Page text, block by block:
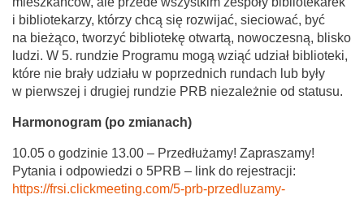
i bibliotekarzy, którzy chcą się rozwijać, sieciować, być
na bieżąco, tworzyć bibliotekę otwartą, nowoczesną, blisko
ludzi. W 5. rundzie Programu mogą wziąć udział biblioteki,
które nie brały udziału w poprzednich rundach lub były
w pierwszej i drugiej rundzie PRB niezależnie od statusu.
Harmonogram (po zmianach)
10.05 o godzinie 13.00 – Przedłużamy! Zapraszamy!
Pytania i odpowiedzi o 5PRB – link do rejestracji:
https://frsi.clickmeeting.com/5-prb-przedluzamy-